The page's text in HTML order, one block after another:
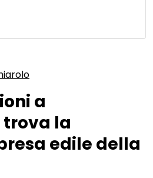
a
trova la
edile della